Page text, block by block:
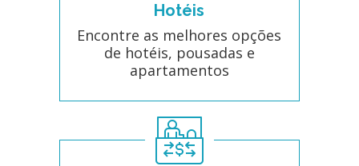
Hotéis
Encontre as melhores opções
de hotéis, pousadas e
apartamentos